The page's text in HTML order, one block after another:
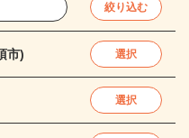
絞り込む
市) 選択
選択